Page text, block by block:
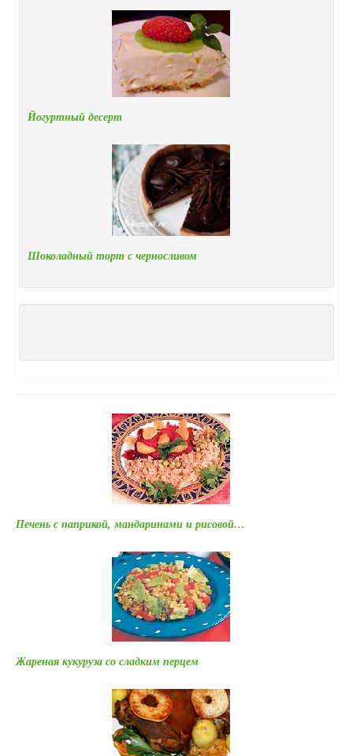
Йогуртный десерт
Шоколадный торт с черносливом
Печень с паприкой, мандаринами и рисовой…
Жареная кукуруза со сладким перцем